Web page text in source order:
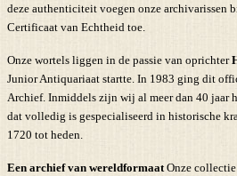
deze authenticiteit voegen onze archivarissen
Certificaat van Echtheid toe.
Onze wortels liggen in de passie van oprichter
Junior Antiquariaat startte. In 1983 ging dit
Archief. Inmiddels zijn wij al meer dan 40 jaar
dat volledig is gespecialiseerd in historische
1720 tot heden.
Een archief van wereldformaat Onze